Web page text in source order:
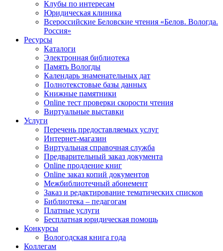
Клубы по интересам
Юридическая клиника
Всероссийские Беловские чтения «Белов. Вологда.
Россия»
Ресурсы
Каталоги
Электронная библиотека
Память Вологды
Календарь знаменательных дат
Полнотекстовые базы данных
Книжные памятники
Online тест проверки скорости чтения
Виртуальные выставки
Услуги
Перечень предоставляемых услуг
Интернет-магазин
Виртуальная справочная служба
Предварительный заказ документа
Online продление книг
Online заказ копий документов
Межбиблиотечный абонемент
Заказ и редактирование тематических списков
Библиотека – педагогам
Платные услуги
Бесплатная юридическая помощь
Конкурсы
Вологодская книга года
Коллегам